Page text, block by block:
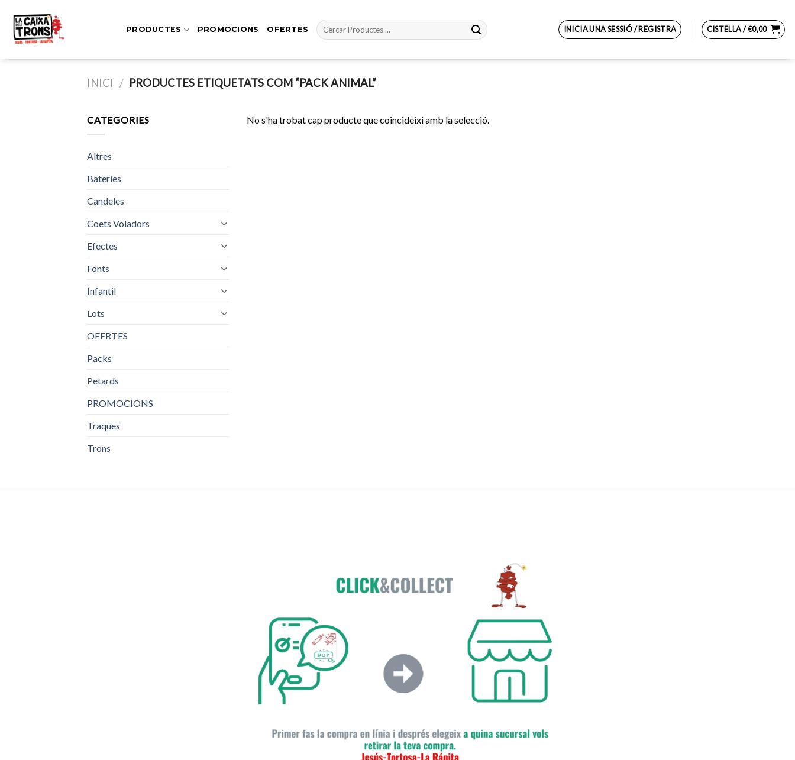
content
PRODUCTES PROMOCIONS OFERTES
Cerca: INICIA UNA SESSIÓ / REGISTRA CISTELLA /€0,00
INICI / PRODUCTES ETIQUETATS COM “PACK ANIMAL”
CATEGORIES
Altres
Bateries
Candeles
Coets Voladors
Efectes
Fonts
Infantil
Lots
OFERTES
Packs
Petards
PROMOCIONS
Traques
Trons
No s'ha trobat cap producte que coincideixi amb la selecció.